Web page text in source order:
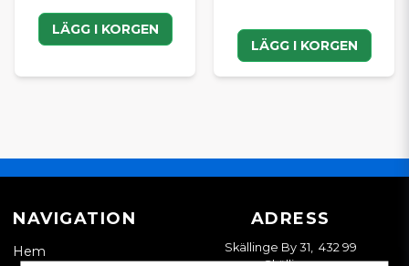
LÄGG I KORGEN
LÄGG I KORGEN
NAVIGATION
Hem
ADRESS
Skällinge By 31, 432 99